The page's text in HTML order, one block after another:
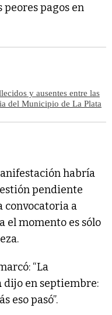
peores pagos en
y ausentes entre las
del Municipio de La Plata
habría
pendiente
convocatoria a
el momento es sólo
“La
dijo en septiembre:
eso pasó”.